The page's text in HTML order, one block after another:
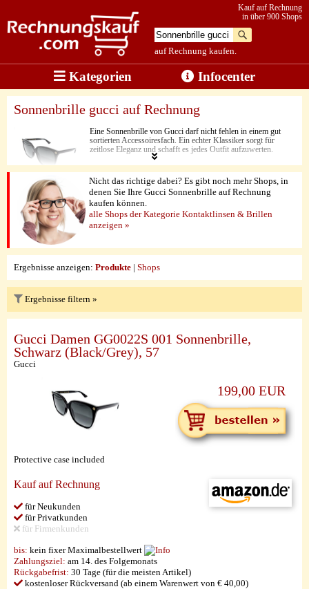
auf Rechnung kaufen.
Kauf auf Rechnung
in über 900 Shops
Kategorien Infocenter
Sonnenbrille gucci auf Rechnung
Eine Sonnenbrille von Gucci darf nicht fehlen in einem gut
sortierten Accessoiresfach. Ein echter Klassiker sorgt für
zeitlose Eleganz und schafft es jedes Outfit aufzuwerten.
Nicht das richtige dabei? Es gibt noch mehr Shops, in
denen Sie Ihre Gucci Sonnenbrille auf Rechnung
kaufen können.
alle Shops der Kategorie Kontaktlinsen & Brillen
anzeigen »
Ergebnisse anzeigen: Produkte | Shops
Ergebnisse filtern »
Gucci Damen GG0022S 001 Sonnenbrille,
Schwarz (Black/Grey), 57
Gucci
199,00 EUR
Protective case included
Kauf auf Rechnung
für Neukunden
für Privatkunden
für Firmenkunden
bis: kein fixer Maximalbestellwert
Zahlungsziel: am 14. des Folgemonats
Rückgabefrist: 30 Tage (für die meisten Artikel)
kostenloser Rückversand (ab einem Warenwert von € 40,00)